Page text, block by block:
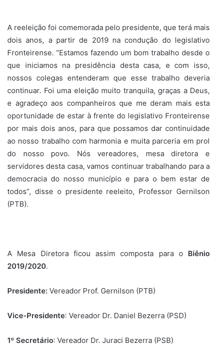
A reeleição foi comemorada pelo presidente, que terá mais
dois anos, a partir de 2019 na condução do legislativo
Fronteirense. “Estamos fazendo um bom trabalho desde o
que iniciamos na presidência desta casa, e com isso,
nossos colegas entenderam que esse trabalho deveria
continuar. Foi uma eleição muito tranquila, graças a Deus,
e agradeço aos companheiros que me deram mais esta
oportunidade de estar à frente do legislativo Fronteirense
por mais dois anos, para que possamos dar continuidade
ao nosso trabalho com harmonia e muita parceria em prol
do nosso povo. Nós vereadores, mesa diretora e
servidores desta casa, vamos continuar trabalhando para a
democracia do nosso município e para o bem estar de
todos”, disse o presidente reeleito, Professor Gernilson
(PTB).
A Mesa Diretora ficou assim composta para o Biênio
2019/2020.
Presidente: Vereador Prof. Gernilson (PTB)
Vice-Presidente: Vereador Dr. Daniel Bezerra (PSD)
1º Secretário: Vereador Dr. Juraci Bezerra (PSB)